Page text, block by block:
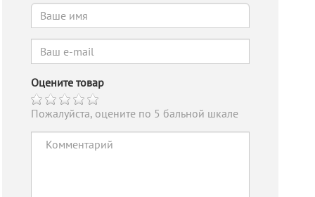
Оцените товар
Пожалуйста, оцените по 5 бальной шкале